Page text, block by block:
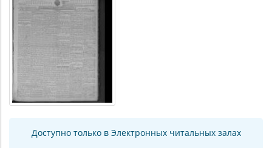
Доступно только в Электронных читальных залах